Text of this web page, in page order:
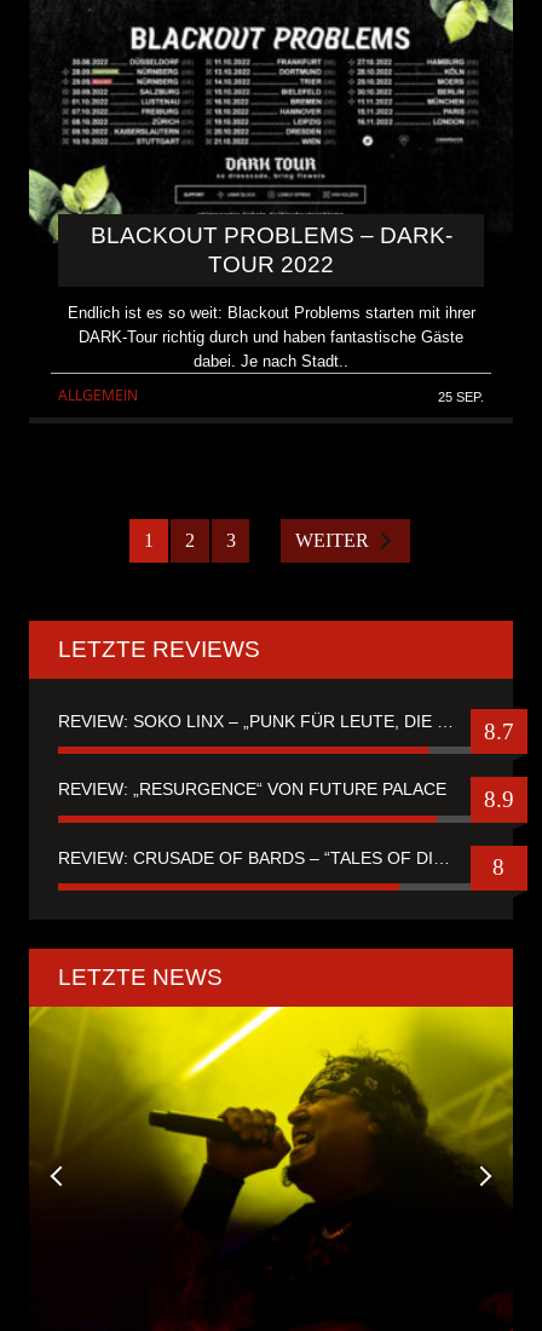
BLACKOUT PROBLEMS – DARK-
TOUR 2022
Endlich ist es so weit: Blackout Problems starten mit ihrer
DARK-Tour richtig durch und haben fantastische Gäste
dabei. Je nach Stadt..
ALLGEMEIN 25 SEP.
1 2 3 WEITER
LETZTE REVIEWS
8.7
REVIEW: „RESURGENCE“ VON FUTURE PALACE 8.9
8
LETZTE NEWS